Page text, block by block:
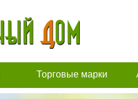
Торговые марки